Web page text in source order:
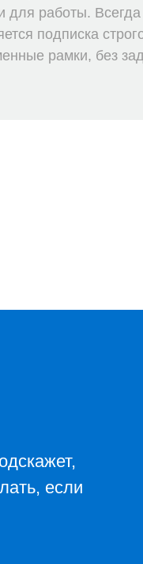
для работы.
подписка
рамки, без
если